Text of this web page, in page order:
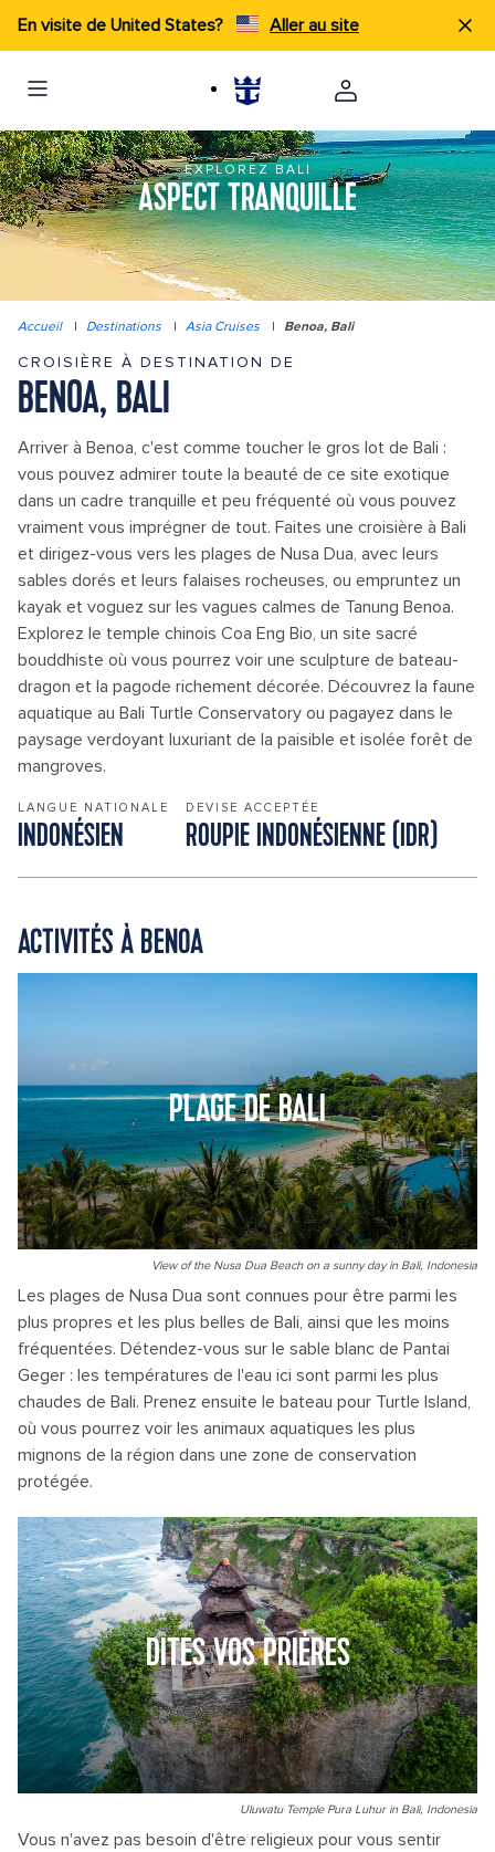
En visite de United States? Aller au site
EXPLOREZ BALI
ASPECT TRANQUILLE
Accueil | Destinations | Asia Cruises | Benoa, Bali
CROISIÈRE À DESTINATION DE
BENOA, BALI
Arriver à Benoa, c'est comme toucher le gros lot de Bali :
vous pouvez admirer toute la beauté de ce site exotique
dans un cadre tranquille et peu fréquenté où vous pouvez
vraiment vous imprégner de tout. Faites une croisière à Bali
et dirigez-vous vers les plages de Nusa Dua, avec leurs
sables dorés et leurs falaises rocheuses, ou empruntez un
kayak et voguez sur les vagues calmes de Tanung Benoa.
Explorez le temple chinois Coa Eng Bio, un site sacré
bouddhiste où vous pourrez voir une sculpture de bateau-
dragon et la pagode richement décorée. Découvrez la faune
aquatique au Bali Turtle Conservatory ou pagayez dans le
paysage verdoyant luxuriant de la paisible et isolée forêt de
mangroves.
LANGUE NATIONALE
INDONÉSIEN
DEVISE ACCEPTÉE
ROUPIE INDONÉSIENNE (IDR)
ACTIVITÉS À BENOA
PLAGE DE BALI
View of the Nusa Dua Beach on a sunny day in Bali, Indonesia
Les plages de Nusa Dua sont connues pour être parmi les
plus propres et les plus belles de Bali, ainsi que les moins
fréquentées. Détendez-vous sur le sable blanc de Pantai
Geger : les températures de l'eau ici sont parmi les plus
chaudes de Bali. Prenez ensuite le bateau pour Turtle Island,
où vous pourrez voir les animaux aquatiques les plus
mignons de la région dans une zone de conservation
protégée.
DITES VOS PRIÈRES
Uluwatu Temple Pura Luhur in Bali, Indonesia
Vous n'avez pas besoin d'être religieux pour vous sentir